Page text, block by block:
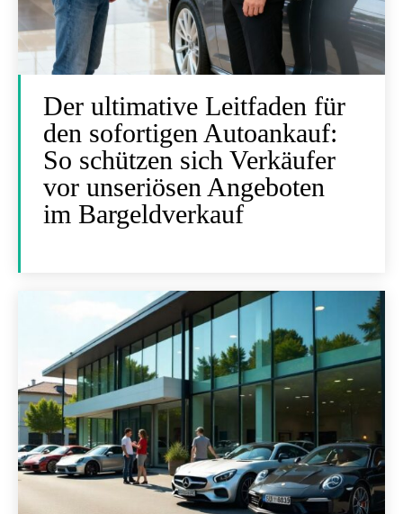
Der ultimative Leitfaden für
den sofortigen Autoankauf:
So schützen sich Verkäufer
vor unseriösen Angeboten
im Bargeldverkauf